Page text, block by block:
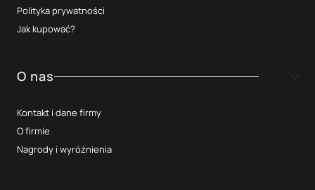
Polityka prywatności
Jak kupować?
O nas
Kontakt i dane firmy
O firmie
Nagrody i wyróżnienia